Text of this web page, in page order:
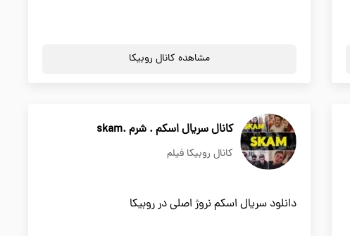
مشاهده کانال روبیکا
کانال سریال اسکم . شرم .skam
کانال روبیکا فیلم
دانلود سریال اسکم نروژ اصلی در روبیکا